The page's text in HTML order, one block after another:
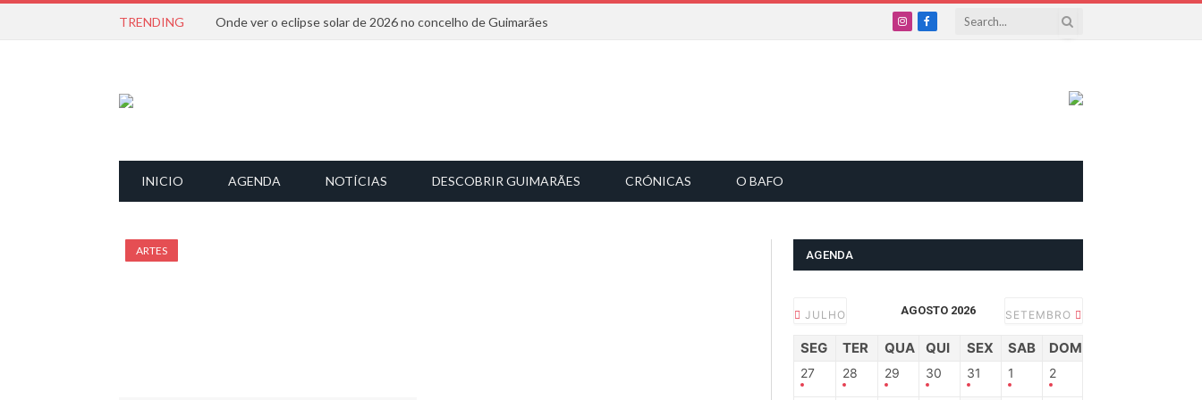
TRENDING Onde ver o eclipse solar de 2026 no concelho de Guimarães
InstagramFacebook
INICIO AGENDA NOTÍCIAS DESCOBRIR GUIMARÃES CRÓNICAS O BAFO
ARTES AGENDA
JULHO AGOSTO 2026 SETEMBRO
SEG TER QUA QUI SEX SAB DOM
27 28 29 30 31 1 2